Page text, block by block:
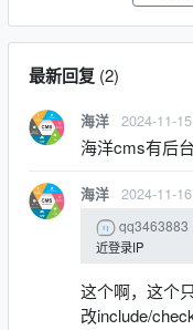
最新回复(2)
海洋 2024-11-15
海洋cms有后
海洋 2024-11-16
qq3463883
近登录IP
这个啊，这个
改include/